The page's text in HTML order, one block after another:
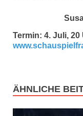
Termin: 4. Juli, 20
ÄHNLICHE